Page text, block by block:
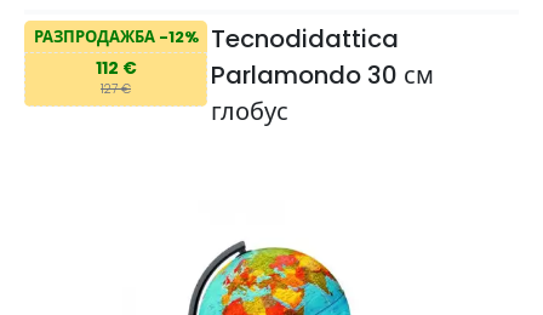
РАЗПРОДАЖБА -12%
112 €
127 €
Tecnodidattica
Parlamondo 30 см
глобус